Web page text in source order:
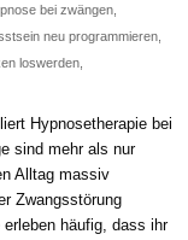
bei zwängen,
neu programmieren
loswerden
Hypnosetherapie bei
sind mehr als nur
Alltag massiv
Zwangsstörung
häufig, dass ihr